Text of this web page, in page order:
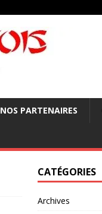
NOS PARTENAIRES
CATÉGORIES
Archives